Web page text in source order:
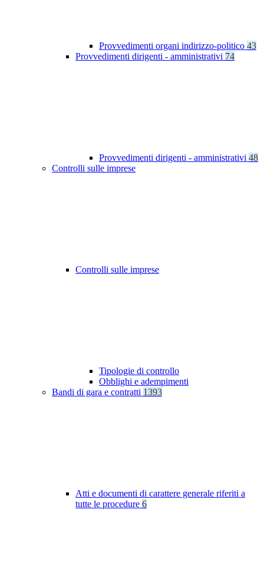
Provvedimenti organi indirizzo-politico 43
Provvedimenti dirigenti - amministrativi 74
Provvedimenti dirigenti - amministrativi 48
Controlli sulle imprese
Controlli sulle imprese
Tipologie di controllo
Obblighi e adempimenti
Bandi di gara e contratti 1393
Atti e documenti di carattere generale riferiti a
tutte le procedure 6